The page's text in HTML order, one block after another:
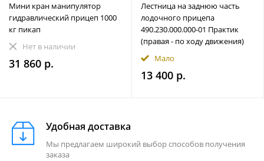
Мини кран манипулятор
гидравлический прицеп 1000
кг пикап
Нет в наличии
31 860 р.
Лестница на заднюю часть
лодочного прицепа
490.230.000.000-01 Практик
(правая - по ходу движения)
Мало
13 400 р.
Удобная доставка
Мы предлагаем широкий выбор способов получения
заказа